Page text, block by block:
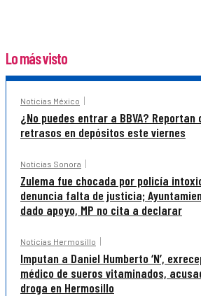
Lo más visto
Noticias México
¿No puedes entrar a BBVA?
retrasos en depósitos este viernes
Noticias Sonora
Zulema fue chocada por policía
denuncia falta de justicia;
dado apoyo, MP no cita a declarar
Noticias Hermosillo
Imputan a Daniel Humberto ‘N’,
médico de sueros vitaminados,
droga en Hermosillo